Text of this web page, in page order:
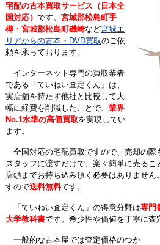
宅配の古本買取サービス（日本全
国対応） です。 宮城郡松島町手
樽・宮城郡松島町磯崎など宮城エ
リアからの古本・DVD買取のご依
頼を承っております。
インターネット専門の買取業者
である「ていねい査定くん」は、
実店舗を持たず他社と比較して大
幅に経費を削減したことで、 業界
No.1水準の高価買取を実現してい
ます。
全国対応の宅配買取ですので、売却の際
スタッフに渡すだけで、楽々簡単に売る
店頭までお持ち込み頂く必要はありません
すので送料無料です。
「ていねい査定くん」の得意分野は専門
大学教科書です。希少性や価値を丁寧に査
一般的な古本屋では査定価格のつか